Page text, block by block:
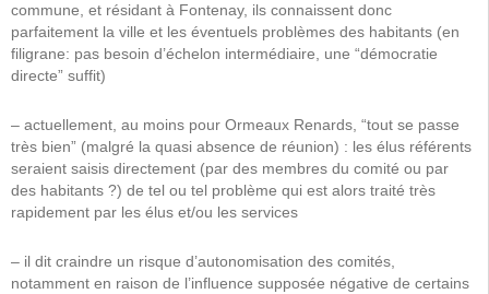
commune, et résidant à Fontenay, ils connaissent donc
parfaitement la ville et les éventuels problèmes des habitants (en
filigrane: pas besoin d’échelon intermédiaire, une “démocratie
directe” suffit)
– actuellement, au moins pour Ormeaux Renards, “tout se passe
très bien” (malgré la quasi absence de réunion) : les élus référents
seraient saisis directement (par des membres du comité ou par
des habitants ?) de tel ou tel problème qui est alors traité très
rapidement par les élus et/ou les services
– il dit craindre un risque d’autonomisation des comités,
notamment en raison de l’influence supposée négative de certains